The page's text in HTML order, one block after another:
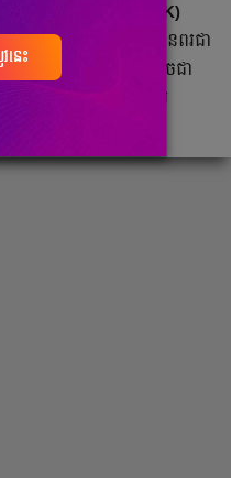
ស់
Jisoo (BLACKPINK)
ទួល​បាន​ការ​អបអរ និងជូនពរជា​
ងសមាជិកក្រុមផ្ទាល់ ក៏ដូចជា​
ក៏បាន​បង្ហោះរូបភាពជាការ
កគ្រប់គ្នា។
នេះ